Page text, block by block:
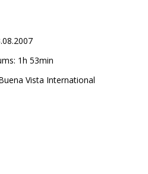
1h 53min
Vista International